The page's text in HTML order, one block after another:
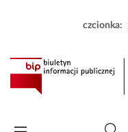
czcionka: